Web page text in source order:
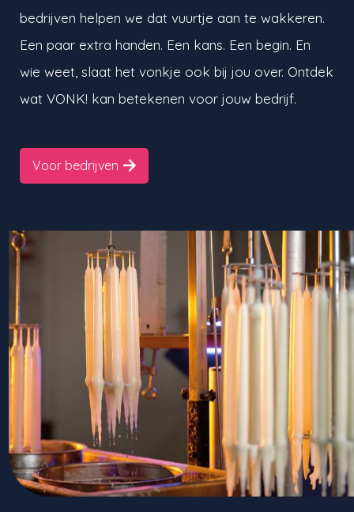
bedrijven helpen we dat vuurtje aan te wakkeren.
Een paar extra handen. Een kans. Een begin. En
wie weet, slaat het vonkje ook bij jou over. Ontdek
wat VONK! kan betekenen voor jouw bedrijf.
Voor bedrijven